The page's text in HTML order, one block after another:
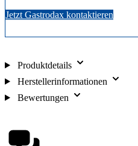
Jetzt Gastrodax kontaktieren
Produktdetails
Herstellerinformationen
Bewertungen